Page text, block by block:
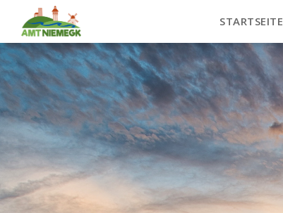
STARTSEITE